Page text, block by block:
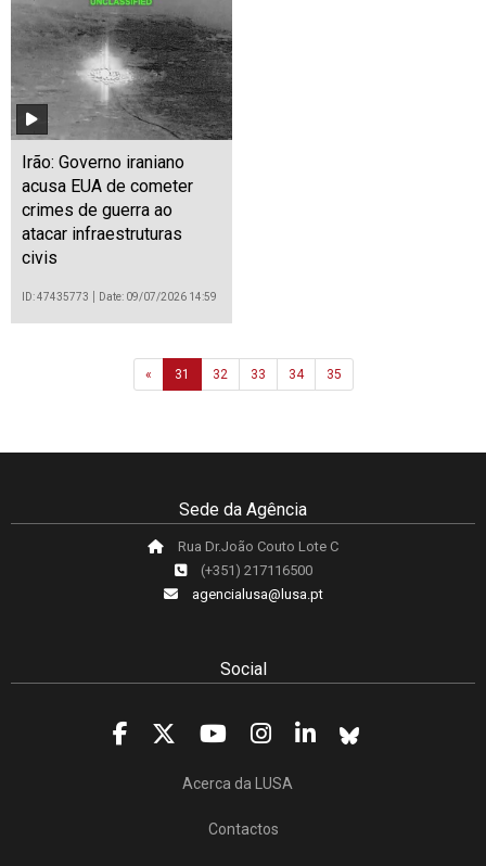
Irão: Governo iraniano
acusa EUA de cometer
crimes de guerra ao
atacar infraestruturas
civis
ID: 47435773 Date: 09/07/2026 14:59
«Previous
31 32 33 34 35
Sede da Agência
Rua Dr.João Couto Lote C
(+351) 217116500
agencialusa@lusa.pt
Social
Acerca da LUSA
Contactos